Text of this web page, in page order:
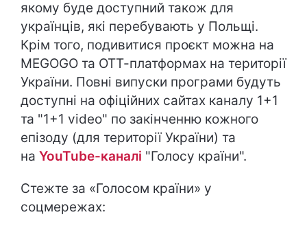
якому буде доступний також для
українців, які перебувають у Польщі.
Крім того, подивитися проєкт можна на
MEGOGO та ОТТ-платформах на території
України. Повні випуски програми будуть
доступні на офіційних сайтах каналу 1+1
та "1+1 video" по закінченню кожного
епізоду (для території України) та
на YouTube-каналі "Голосу країни".
Стежте за «Голосом країни» у
соцмережах: